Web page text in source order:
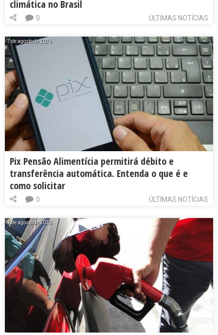
climática no Brasil
ÚLTIMAS NOTÍCIAS
0
7 de agosto de 2026
Pix Pensão Alimentícia permitirá débito e
transferência automática. Entenda o que é e
como solicitar
ÚLTIMAS NOTÍCIAS
0
7 de agosto de 2026